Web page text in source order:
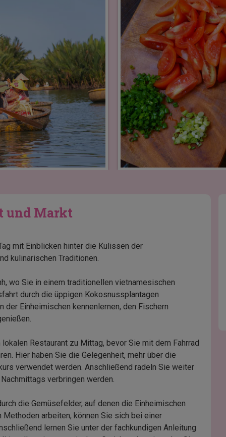
und Markt
mit Einblicken hinter die Kulissen der
kulinarischen Traditionen.
wo Sie in einem traditionellen vietnamesischen
durch die üppigen Kokosnussplantagen
der Einheimischen kennenlernen, den Fischern
Restaurant zu Mittag, bevor Sie mit dem Fahrrad
Hier haben Sie die Gelegenheit, mehr über die
verwendet werden. Anschließend radeln Sie weiter
verbringen werden.
die Gemüsefelder, auf denen die Einheimischen
arbeiten, können Sie sich bei einer
lernen Sie unter der fachkundigen Anleitung